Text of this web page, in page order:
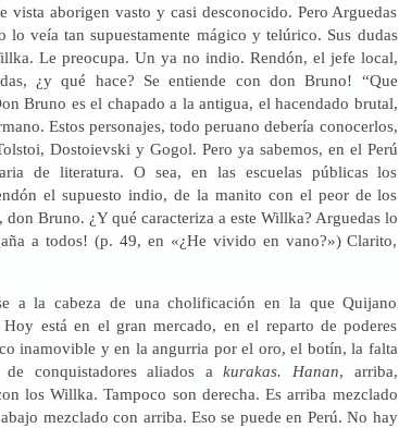
vista aborigen vasto y casi desconocido. Pero Arguedas
lo veía tan supuestamente mágico y telúrico. Sus dudas
Le preocupa. Un ya no indio. Rendón, el jefe local,
¿y qué hace? Se entiende con don Bruno! “Que
Bruno es el chapado a la antigua, el hacendado brutal,
Estos personajes, todo peruano debería conocerlos,
Dostoievski y Gogol. Pero ya sabemos, en el Perú
de literatura. O sea, en las escuelas públicas los
el supuesto indio, de la manito con el peor de los
Bruno. ¿Y qué caracteriza a este Willka? Arguedas lo
a todos! (p. 49, en «¿He vivido en vano?») Clarito,
a la cabeza de una cholificación en la que Quijano
está en el gran mercado, en el reparto de poderes
inamovible y en la angurria por el oro, el botín, la falta
conquistadores aliados a kurakas. Hanan, arriba,
los Willka. Tampoco son derecha. Es arriba mezclado
mezclado con arriba. Eso se puede en Perú. No hay